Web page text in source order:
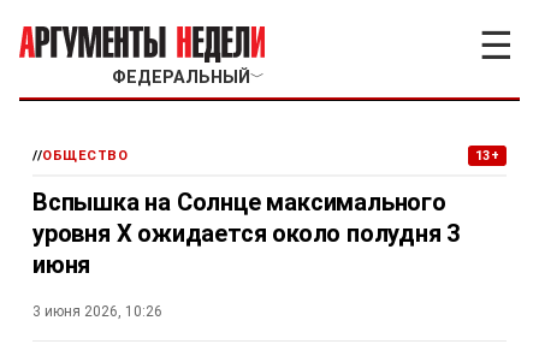
ФЕДЕРАЛЬНЫЙ ﹀
☰
//ОБЩЕСТВО 13+
Вспышка на Солнце максимального
уровня Х ожидается около полудня 3
июня
3 июня 2026, 10:26